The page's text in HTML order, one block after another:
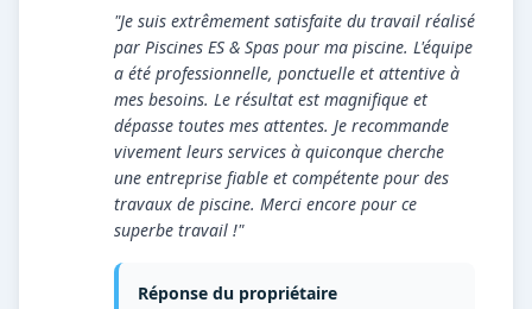
"Je suis extrêmement satisfaite du travail réalisé
par Piscines ES & Spas pour ma piscine. L'équipe
a été professionnelle, ponctuelle et attentive à
mes besoins. Le résultat est magnifique et
dépasse toutes mes attentes. Je recommande
vivement leurs services à quiconque cherche
une entreprise fiable et compétente pour des
travaux de piscine. Merci encore pour ce
superbe travail !"
Réponse du propriétaire